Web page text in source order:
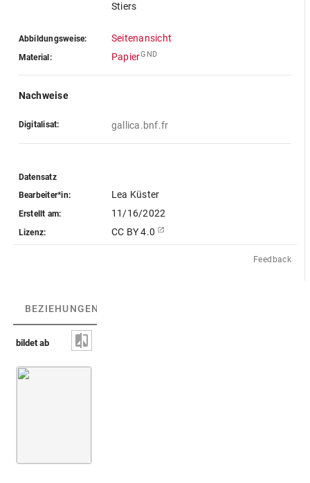
Stiers
Abbildungsweise: Seitenansicht
Material: PapierGND
Nachweise
Digitalisat: gallica.bnf.fr
Datensatz
Bearbeiter*in:
Lea Küster
Erstellt am: 11/16/2022
Lizenz: CC BY 4.0
Feedback
BEZIEHUNGEN
bildet ab